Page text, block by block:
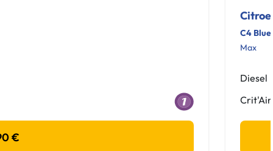
€
C4
Max
Diesel
Crit'Air